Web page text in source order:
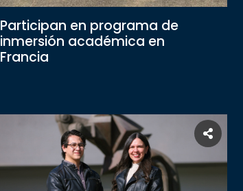
Participan en programa de
inmersión académica en
Francia